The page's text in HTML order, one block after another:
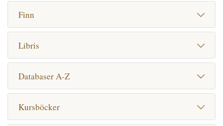
Finn
Libris
Databaser A-Z
Kursböcker